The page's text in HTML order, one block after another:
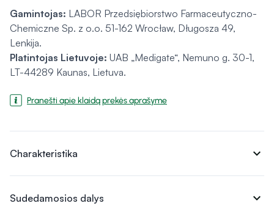
Gamintojas: LABOR Przedsiębiorstwo Farmaceutyczno-
Chemiczne Sp. z o.o. 51-162 Wrocław, Długosza 49,
Lenkija.
Platintojas Lietuvoje: UAB „Medigate“, Nemuno g. 30-1,
LT-44289 Kaunas, Lietuva.
Pranešti apie klaidą prekės aprašyme
Charakteristika expand_more
Sudedamosios dalys expand_more